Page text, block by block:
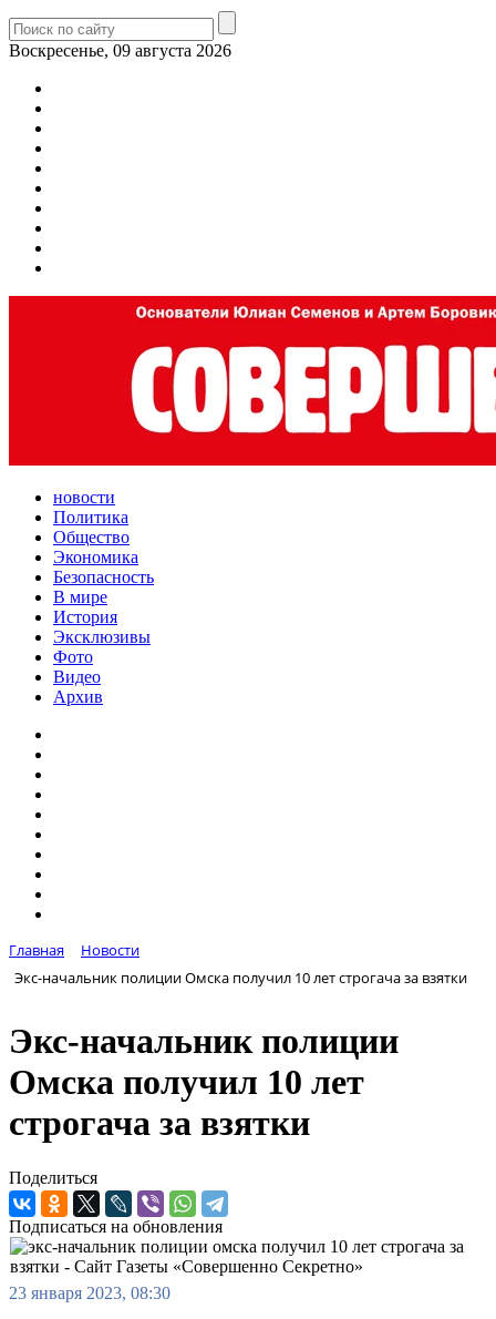
Воскресенье, 09 августа 2026
новости
Политика
Общество
Экономика
Безопасность
В мире
История
Эксклюзивы
Фото
Видео
Архив
Главная
Новости
Экс-начальник полиции Омска получил 10 лет строгача за взятки
Экс-начальник полиции
Омска получил 10 лет
строгача за взятки
Поделиться
Подписаться на обновления
23 января 2023, 08:30